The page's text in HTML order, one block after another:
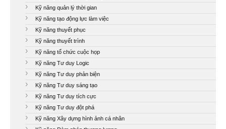
Kỹ năng quản lý thời gian
Kỹ năng tạo động lực làm việc
Kỹ năng thuyết phục
Kỹ năng thuyết trình
Kỹ năng tổ chức cuộc họp
Kỹ năng Tư duy Logic
Kỹ năng Tư duy phản biện
Kỹ năng Tư duy sáng tạo
Kỹ năng Tư duy tích cực
Kỹ năng Tư duy đột phá
Kỹ năng Xây dựng hình ảnh cá nhân